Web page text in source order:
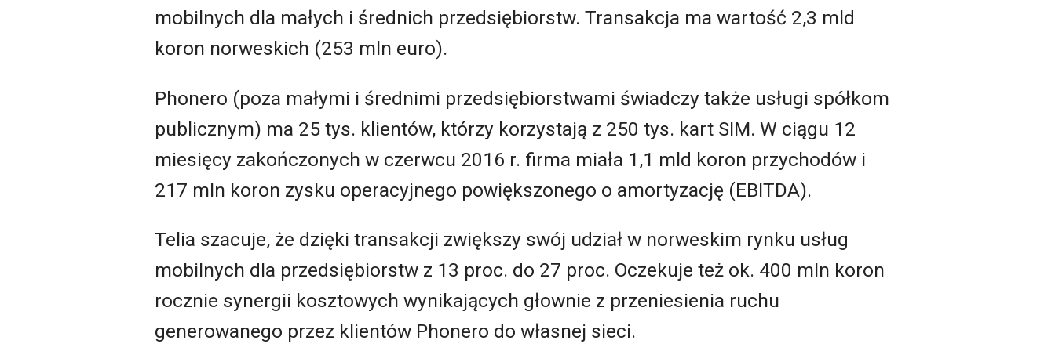
mobilnych dla małych i średnich przedsiębiorstw. Transakcja ma wartość 2,3 mld
koron norweskich (253 mln euro).
Phonero (poza małymi i średnimi przedsiębiorstwami świadczy także usługi spółkom
publicznym) ma 25 tys. klientów, którzy korzystają z 250 tys. kart SIM. W ciągu 12
miesięcy zakończonych w czerwcu 2016 r. firma miała 1,1 mld koron przychodów i
217 mln koron zysku operacyjnego powiększonego o amortyzację (EBITDA).
Telia szacuje, że dzięki transakcji zwiększy swój udział w norweskim rynku usług
mobilnych dla przedsiębiorstw z 13 proc. do 27 proc. Oczekuje też ok. 400 mln koron
rocznie synergii kosztowych wynikających głownie z przeniesienia ruchu
generowanego przez klientów Phonero do własnej sieci.